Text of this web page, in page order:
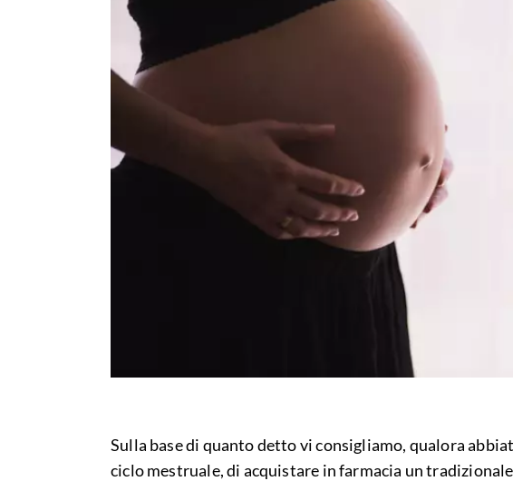
Sulla base di quanto detto vi consigliamo, qualora
ciclo mestruale, di acquistare in farmacia un